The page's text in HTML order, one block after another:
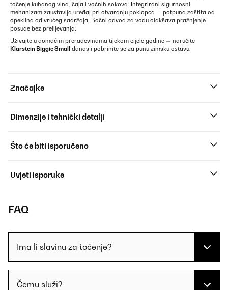
točenje kuhanog vina, čaja i voćnih sokova. Integrirani sigurnosni
mehanizam zaustavlja uređaj pri otvaranju poklopca — potpuna zaštita od
opeklina od vrućeg sadržaja. Bočni odvod za vodu olakšava pražnjenje
posude bez prelijevanja.
Uživajte u domaćim prerađevinama tijekom cijele godine — naručite
Klarstein Biggie Small
danas i pobrinite se za punu zimsku ostavu.
Značajke
Dimenzije i tehnički detalji
Što će biti isporučeno
Uvjeti isporuke
FAQ
Ima li slavinu za točenje?
Čemu služi?